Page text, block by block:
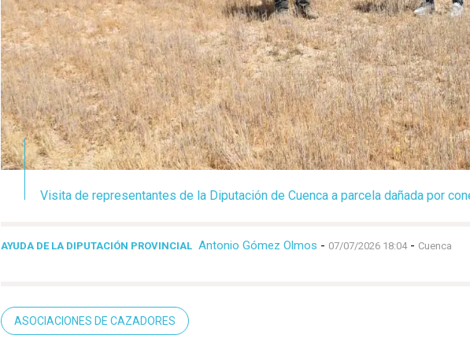
Visita de representantes de la Diputación de Cuenca a parcela dañada por
AYUDA DE LA DIPUTACIÓN PROVINCIAL Antonio Gómez Olmos - 07/07/2026 18:04- Cuenca
ASOCIACIONES DE CAZADORES